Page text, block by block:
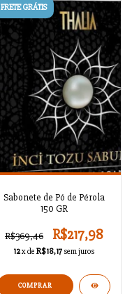
FRETE GRÁTIS
Sabonete de Pó de Pérola
150 GR
R$369,46 R$217,98
12x de R$18,17 sem juros